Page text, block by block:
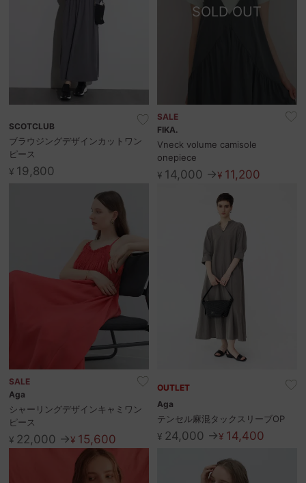
SCOTCLUB
ブラウジングデザインカットワン
ピース
¥19,800
SOLD OUT
SALE
FIKA.
Vneck volume camisole
onepiece
¥14,000 →¥11,200
SALE
Aga
シャーリングデザインキャミワン
ピース
¥22,000 →¥15,600
OUTLET
Aga
テンセル麻混タックスリーブOP
¥24,000 →¥14,400